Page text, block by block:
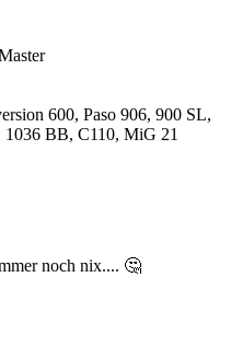
600, Paso 906, 900 SL,
1036 BB, C110, MiG 21
noch nix.... 🤔